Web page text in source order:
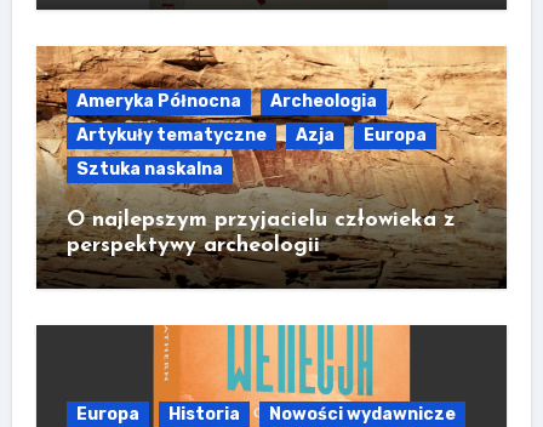
Ameryka Północna
Archeologia
Artykuły tematyczne
Azja
Europa
Sztuka naskalna
O najlepszym przyjacielu człowieka z
perspektywy archeologii
Europa Historia
Nowości wydawnicze